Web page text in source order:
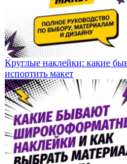
Круглые наклейки: какие
испортить макет